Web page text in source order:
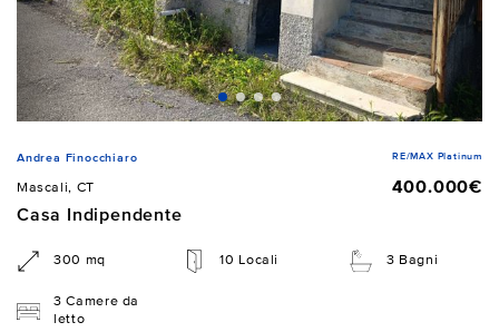
Andrea Finocchiaro RE/MAX Platinum
Mascali, CT
400.000€
Casa Indipendente
300 mq 10 Locali 3 Bagni
3 Camere da
letto